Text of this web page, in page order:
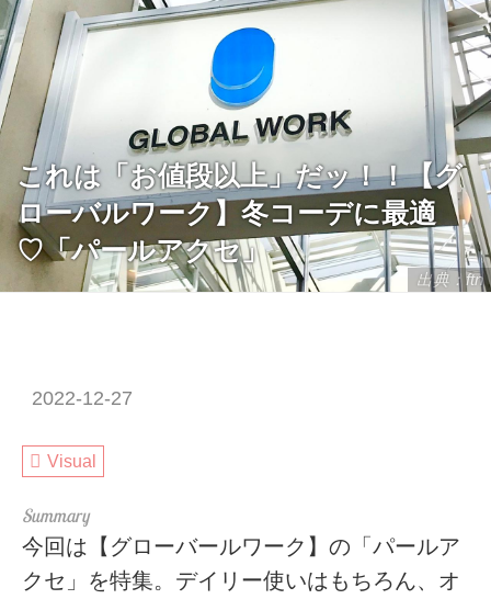
出典：ftn
これは「お値段以上」だッ！！【グ
ローバルワーク】冬コーデに最適
♡「パールアクセ」
2022-12-27
Visual
今回は【グローバールワーク】の「パールア
クセ」を特集。デイリー使いはもちろん、オ